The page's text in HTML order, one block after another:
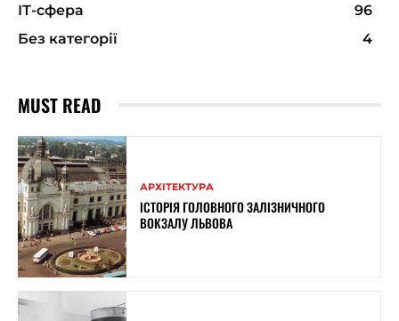
ІТ-сфера
96
Без категорії
4
MUST READ
АРХІТЕКТУРА
ІСТОРІЯ ГОЛОВНОГО ЗАЛІЗНИЧНОГО
ВОКЗАЛУ ЛЬВОВА